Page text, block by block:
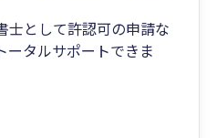
士として許認可の申請な
ータルサポートできま